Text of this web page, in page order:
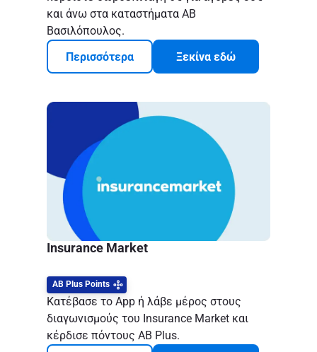
και άνω στα καταστήματα ΑΒ
Βασιλόπουλος.
Περισσότερα
Ξεκίνα εδώ
Insurance Market
ΑΒ Plus Points
Κατέβασε το App ή λάβε μέρος στους
διαγωνισμούς του Insurance Market και
κέρδισε πόντους AB Plus.